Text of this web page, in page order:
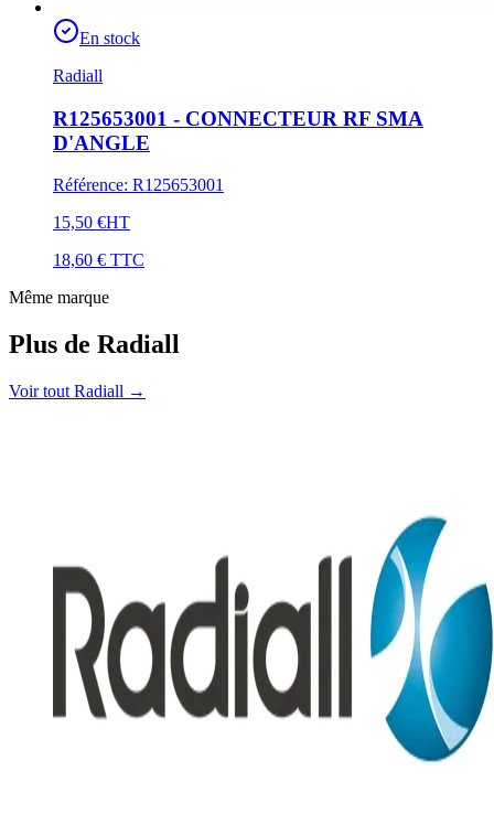
En stock
Radiall
R125653001 - CONNECTEUR RF SMA
D'ANGLE
Référence: R125653001
15,50 €HT
18,60 € TTC
Même marque
Plus de Radiall
Voir tout Radiall →